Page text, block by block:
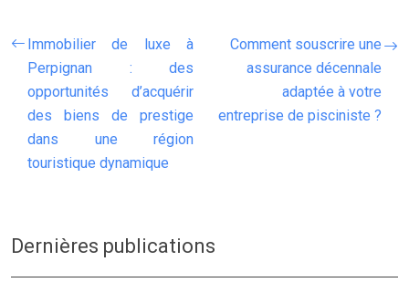
Immobilier de luxe à
Perpignan : des
opportunités d’acquérir
des biens de prestige
dans une région
touristique dynamique
Comment souscrire une
assurance décennale
adaptée à votre
entreprise de pisciniste ?
Dernières publications